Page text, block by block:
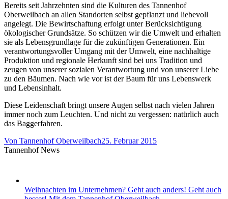
Bereits seit Jahrzehnten sind die Kulturen des Tannenhof
Oberweilbach an allen Standorten selbst gepflanzt und liebevoll
angelegt. Die Bewirtschaftung erfolgt unter Berücksichtigung
ökologischer Grundsätze. So schützen wir die Umwelt und erhalten
sie als Lebensgrundlage für die zukünftigen Generationen. Ein
verantwortungsvoller Umgang mit der Umwelt, eine nachhaltige
Produktion und regionale Herkunft sind bei uns Tradition und
zeugen von unserer sozialen Verantwortung und von unserer Liebe
zu den Bäumen. Nach wie vor ist der Baum für uns Lebenswerk
und Lebensinhalt.
Diese Leidenschaft bringt unsere Augen selbst nach vielen Jahren
immer noch zum Leuchten. Und nicht zu vergessen: natürlich auch
das Baggerfahren.
Von Tannenhof Oberweilbach25. Februar 2015
Tannenhof News
Weihnachten im Unternehmen? Geht auch anders! Geht auch